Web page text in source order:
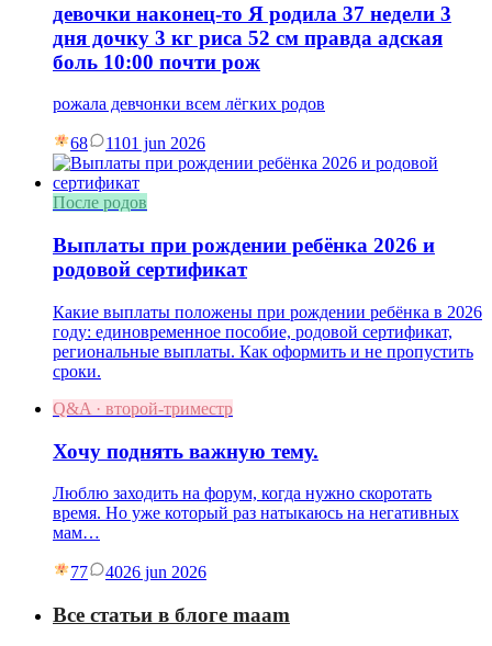
девочки наконец-то Я родила 37 недели 3
дня дочку 3 кг риса 52 см правда адская
боль 10:00 почти рож
рожала девчонки всем лёгких родов
68 1101 jun 2026
После родов
Выплаты при рождении ребёнка 2026 и
родовой сертификат
Какие выплаты положены при рождении ребёнка в 2026
году: единовременное пособие, родовой сертификат,
региональные выплаты. Как оформить и не пропустить
сроки.
Q&A · второй-триместр
Хочу поднять важную тему.
Люблю заходить на форум, когда нужно скоротать
время. Но уже который раз натыкаюсь на негативных
мам…
77 4026 jun 2026
Все статьи в блоге maam